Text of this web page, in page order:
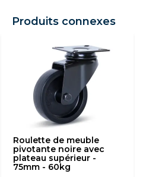
Produits connexes
Roulette de meuble
pivotante noire avec
plateau supérieur -
75mm - 60kg